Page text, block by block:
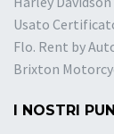
Usato
Flo. Rent by
Brixton
I NOSTRI